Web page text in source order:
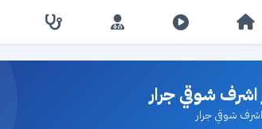
اشرف شوقي جرار
اشرف شوقي جرار